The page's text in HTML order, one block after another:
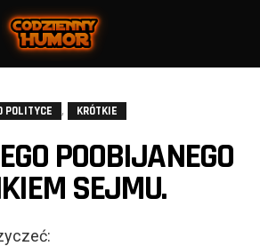
POLITYCE , KRÓTKIE
POOBIJANEGO
SEJMU.